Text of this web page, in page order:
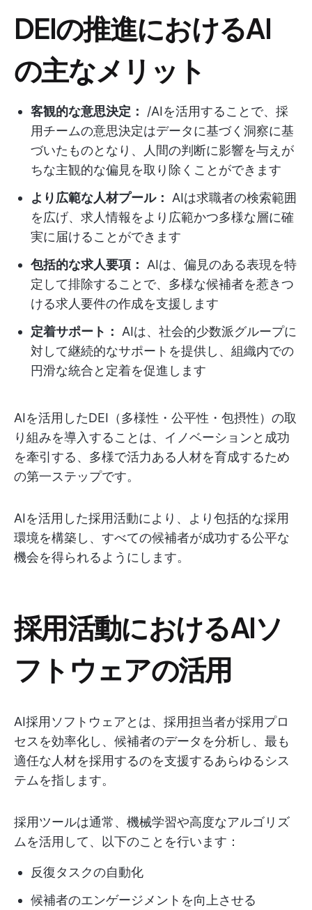
DEIの推進におけるAI
の主なメリット
客観的な意思決定：
/AIを活用することで、採
用チームの意思決定はデータに基づく洞察に基
づいたものとなり、人間の判断に影響を与えが
ちな主観的な偏見を取り除くことができます
より広範な人材プール：
AIは求職者の検索範囲
を広げ、求人情報をより広範かつ多様な層に確
実に届けることができます
包括的な求人要項：
AIは、偏見のある表現を特
定して排除することで、多様な候補者を惹きつ
ける求人要件の作成を支援します
定着サポート：
AIは、社会的少数派グループに
対して継続的なサポートを提供し、組織内での
円滑な統合と定着を促進します
AIを活用したDEI（多様性・公平性・包摂性）の取
り組みを導入することは、イノベーションと成功
を牽引する、多様で活力ある人材を育成するため
の第一ステップです。
AIを活用した採用活動により、より包括的な採用
環境を構築し、すべての候補者が成功する公平な
機会を得られるようにします。
採用活動におけるAIソ
フトウェアの活用
AI採用ソフトウェアとは、採用担当者が採用プロ
セスを効率化し、候補者のデータを分析し、最も
適任な人材を採用するのを支援するあらゆるシス
テムを指します。
採用ツールは通常、機械学習や高度なアルゴリズ
ムを活用して、以下のことを行います：
反復タスクの自動化
候補者のエンゲージメントを向上させる